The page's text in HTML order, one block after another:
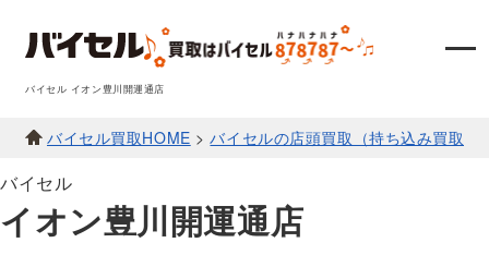
バイセル イオン豊川開運通店
バイセル買取HOME >バイセルの店頭買取（持ち込み買取）
バイセル
イオン豊川開運通店